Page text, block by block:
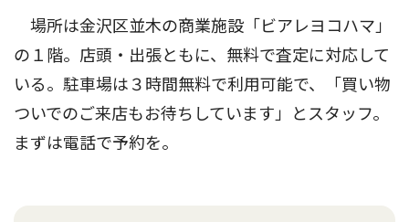
場所は金沢区並木の商業施設「ビアレヨコハマ」
の１階。店頭・出張ともに、無料で査定に対応して
いる。駐車場は３時間無料で利用可能で、「買い物
ついでのご来店もお待ちしています」とスタッフ。
まずは電話で予約を。